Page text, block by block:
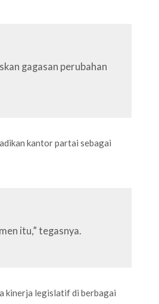
gagasan perubahan
kantor partai sebagai
itu,” tegasnya.
kinerja legislatif di berbagai